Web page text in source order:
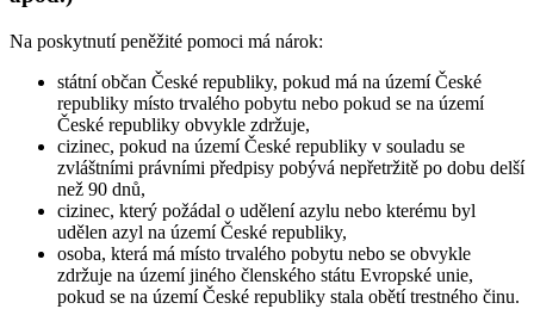
Na poskytnutí peněžité pomoci má nárok:
státní občan České republiky, pokud má na území České
republiky místo trvalého pobytu nebo pokud se na území
České republiky obvykle zdržuje,
cizinec, pokud na území České republiky v souladu se
zvláštními právními předpisy pobývá nepřetržitě po dobu delší
než 90 dnů,
cizinec, který požádal o udělení azylu nebo kterému byl
udělen azyl na území České republiky,
osoba, která má místo trvalého pobytu nebo se obvykle
zdržuje na území jiného členského státu Evropské unie,
pokud se na území České republiky stala obětí trestného činu.